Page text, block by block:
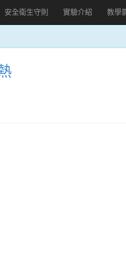
安全衛生守則 實驗介紹 教學